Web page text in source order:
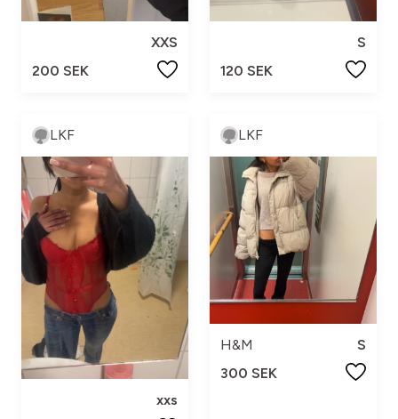
XXS
200 SEK
S
120 SEK
LKF
xxs
LKF
H&M
S
300 SEK